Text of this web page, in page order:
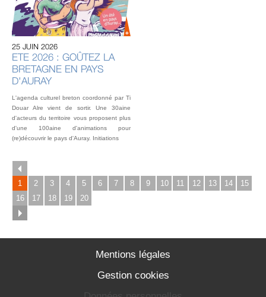
25 JUIN 2026
ETE 2026 : GOÛTEZ LA
BRETAGNE EN PAYS
D'AURAY
L'agenda culturel breton coordonné par Ti
Douar Alre vient de sortir. Une 30aine
d'acteurs du territoire vous proposent plus
d'une 100aine d'animations pour
(re)découvrir le pays d'Auray. Initiations
1 2 3 4 5 6 7 8 9 10 11 12 13 14
15
16
17 18 19 20
Mentions légales
Gestion cookies